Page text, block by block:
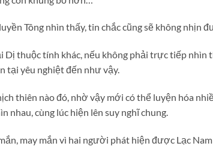
Tông nhìn thấy, tin chắc cũng sẽ không nhịn
Dị thuộc tính khác, nếu không phải trực tiếp
tại yêu nghiệt đến như vậy.
thiên nào đó, nhờ vậy mới có thể luyện hóa
nhau, cùng lúc hiện lên suy nghĩ chung.
may mắn vì hai người phát hiện được Lạc